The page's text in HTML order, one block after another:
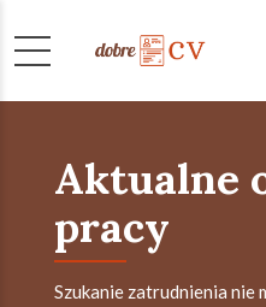
Aktualne
pracy
Szukanie zatrudnienia nie